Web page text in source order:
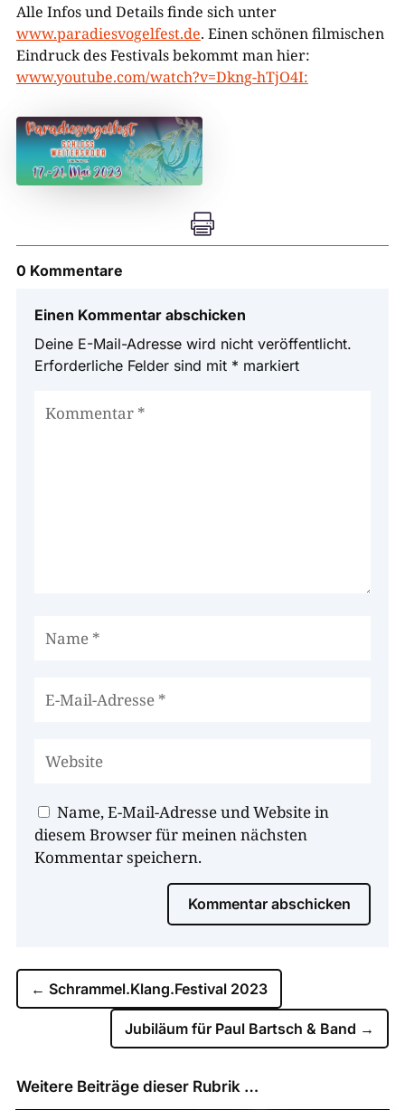
Alle Infos und Details finde sich unter
www.paradiesvogelfest.de. Einen schönen filmischen
Eindruck des Festivals bekommt man hier:
www.youtube.com/watch?v=Dkng-hTjO4I:

0 Kommentare
Einen Kommentar abschicken
Deine E-Mail-Adresse wird nicht veröffentlicht.
Erforderliche Felder sind mit * markiert
Name, E-Mail-Adresse und Website in
diesem Browser für meinen nächsten
Kommentar speichern.
Kommentar abschicken
← Schrammel.Klang.Festival 2023
Jubiläum für Paul Bartsch & Band →
Weitere Beiträge dieser Rubrik …